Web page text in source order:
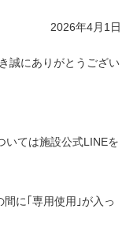
2026年4月1日
誠にありがとうござい
いては施設公式LINEを
に｢専用使用｣が入っ